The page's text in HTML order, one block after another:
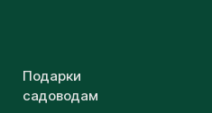
Подарки
садоводам